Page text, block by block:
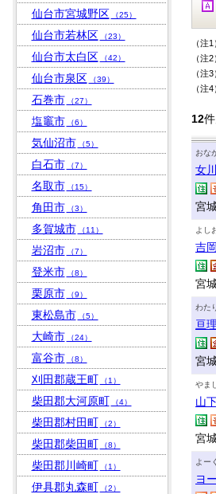
（注
（注
（注
（注
12
おな
女
宮
よし
吉
宮
わた
亘
宮
やま
山
宮
よー
ヨ
仙台市宮城野区 （25）
仙台市若林区 （23）
仙台市太白区 （42）
仙台市泉区 （39）
石巻市 （27）
塩竈市 （6）
気仙沼市 （5）
白石市 （7）
名取市 （15）
角田市 （3）
多賀城市 （11）
岩沼市 （7）
登米市 （8）
栗原市 （9）
東松島市 （5）
大崎市 （24）
富谷市 （8）
刈田郡蔵王町 （1）
柴田郡大河原町 （4）
柴田郡村田町 （2）
柴田郡柴田町 （8）
柴田郡川崎町 （1）
伊具郡丸森町 （2）